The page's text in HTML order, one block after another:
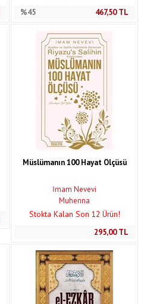
%45
467,50TL
Müslümanın 100 Hayat Ölçüsü
İmam Nevevi
Muhenna
Stokta Kalan Son 12 Ürün!
295,00TL